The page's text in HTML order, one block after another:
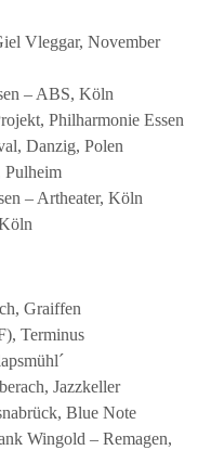
Vleggar, November
– ABS, Köln
Philharmonie Essen
Danzig, Polen
Pulheim
– Artheater, Köln
Graiffen
Terminus
Jazzkeller
Blue Note
Wingold – Remagen,